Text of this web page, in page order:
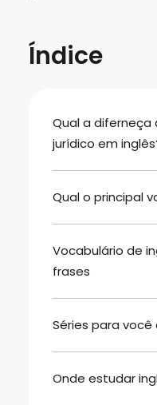
Índice
Qual a
jurídico em
Qual o principal
Vocabulário de
frases
Séries para você
Onde estudar